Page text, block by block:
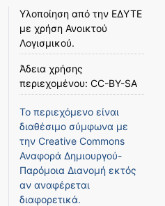
Υλοποίηση από την ΕΔΥΤΕ
με χρήση Ανοικτού
Λογισμικού.
Άδεια χρήσης
περιεχομένου: CC-BY-SA
Το περιεχόμενο είναι
διαθέσιμο σύμφωνα με
την Creative Commons
Αναφορά Δημιουργού-
Παρόμοια Διανομή εκτός
αν αναφέρεται
διαφορετικά.